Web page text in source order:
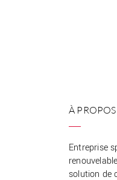
À PROPOS
Entreprise
solution de